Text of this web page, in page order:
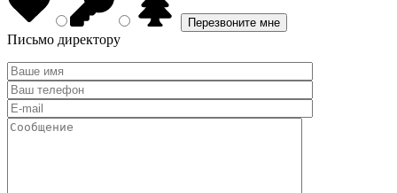
Письмо директору